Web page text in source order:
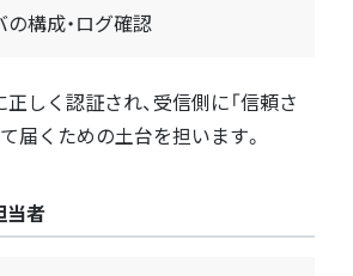
構成・ログ確認
しく認証され、受信側に「信頼さ
届くための土台を担います。
当者